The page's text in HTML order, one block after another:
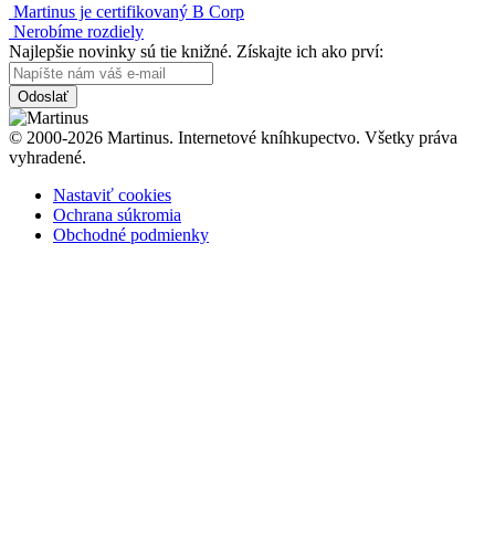
Martinus je certifikovaný B Corp
Nerobíme rozdiely
Najlepšie novinky sú tie knižné. Získajte ich ako prví:
Odoslať
© 2000-2026 Martinus. Internetové kníhkupectvo. Všetky práva
vyhradené.
Nastaviť cookies
Ochrana súkromia
Obchodné podmienky